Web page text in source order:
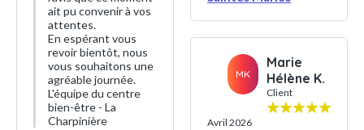
ait pu convenir à vos
attentes.
En espérant vous
revoir bientôt, nous
vous souhaitons une
agréable journée.
L'équipe du centre
bien-être - La
Charpinière
MK
Marie
Hélène K.
Client
Avril 2026